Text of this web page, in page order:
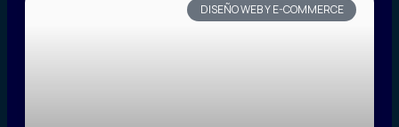
DISEÑO WEB Y E-COMMERCE